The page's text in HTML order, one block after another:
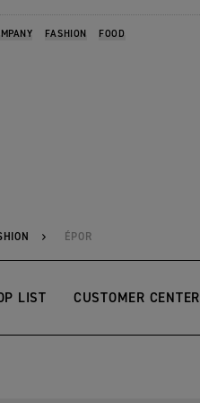
FASHION FOOD
ÉPOR
LIST CUSTOMER CENTER